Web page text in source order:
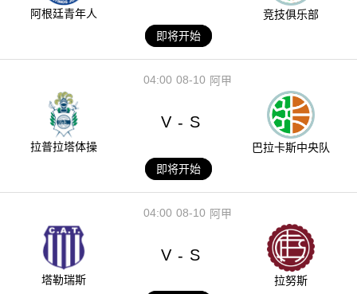
阿根廷青年人
竞技俱乐部
即将开始
08-10
04:00 阿甲
拉普拉塔体操
V - S
巴拉卡斯中央队
即将开始
08-10
04:00 阿甲
塔勒瑞斯
V - S
拉努斯